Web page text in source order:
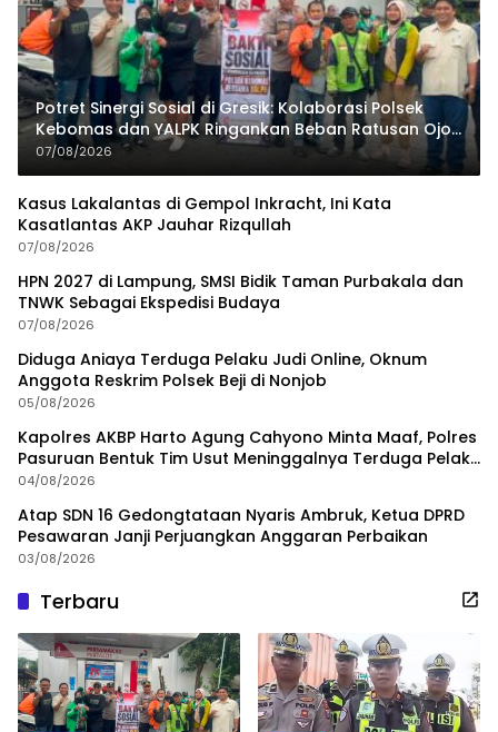
Potret Sinergi Sosial di Gresik: Kolaborasi Polsek
Kebomas dan YALPK Ringankan Beban Ratusan Ojol
dan Warga
07/08/2026
Kasus Lakalantas di Gempol Inkracht, Ini Kata
Kasatlantas AKP Jauhar Rizqullah
07/08/2026
HPN 2027 di Lampung, SMSI Bidik Taman Purbakala dan
TNWK Sebagai Ekspedisi Budaya
07/08/2026
Diduga Aniaya Terduga Pelaku Judi Online, Oknum
Anggota Reskrim Polsek Beji di Nonjob
05/08/2026
Kapolres AKBP Harto Agung Cahyono Minta Maaf, Polres
Pasuruan Bentuk Tim Usut Meninggalnya Terduga Pelaku
Judi Online
04/08/2026
Atap SDN 16 Gedongtataan Nyaris Ambruk, Ketua DPRD
Pesawaran Janji Perjuangkan Anggaran Perbaikan
03/08/2026
Terbaru